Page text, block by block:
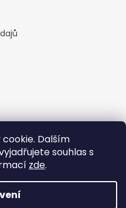
Dalším
souhlas s
zde.
cskarlin